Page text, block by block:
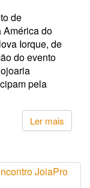
de
América do
Iorque, de
do evento
pela
Ler mais